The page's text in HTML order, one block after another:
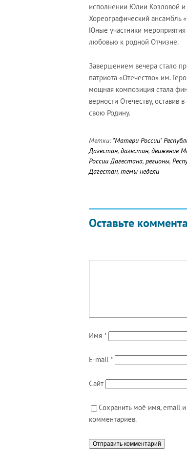
исполнении Юлии Козловой
Хореографический ансамбль
Юные участники мероприятия
любовью к родной Отчизне.
Завершением вечера стало
патриота «Отечество» им.
мощная композиция стала
верности Отечеству, оставив
свою Родину.
Метки: "Матери России"
Дагестан, дагестан, движение
России Дагестана, регионы,
Дагестан, темы недели
Оставьте
Имя *
E-mail *
Сайт
Сохранить моё имя, email
комментариев.